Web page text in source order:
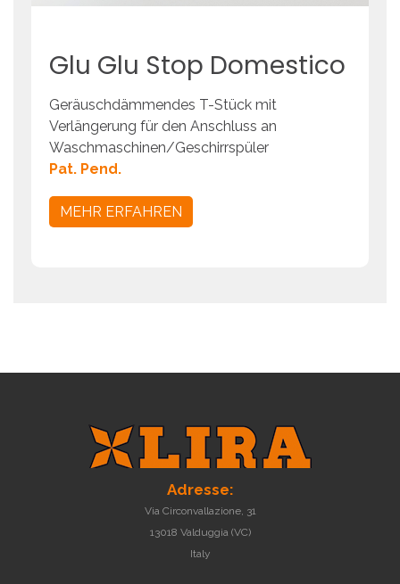
Glu Glu Stop Domestico
Geräuschdämmendes T-Stück mit
Verlängerung für den Anschluss an
Waschmaschinen/Geschirrspüler
Pat. Pend.
MEHR ERFAHREN
Adresse:
Via Circonvallazione, 31
13018 Valduggia (VC)
Italy